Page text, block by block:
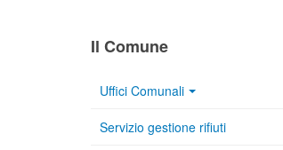
Il Comune
Uffici Comunali
Servizio gestione rifiuti